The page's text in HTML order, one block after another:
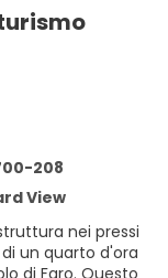
208
View
nei pressi
un quarto d'ora